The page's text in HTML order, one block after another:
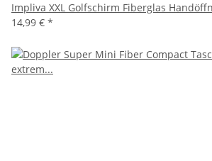
Impliva XXL Golfschirm Fiberglas
14,99 € *